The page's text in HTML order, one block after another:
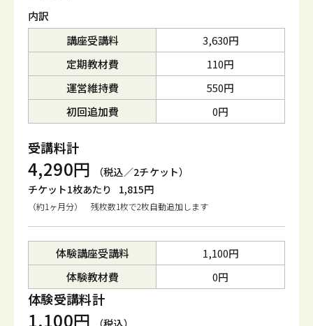
内訳
講座受講料
3,630円
定期教材費
110円
運営維持費
550円
初回追加費
0円
受講料計
4,290円
（税込／2チケット）
チケット1枚あたり
1,815円
（約1ヶ月分） 残枚数1枚で2枚自動追加します
体験講座受講料
1,100円
体験教材費
0円
体験受講料計
1,100円 （税込）